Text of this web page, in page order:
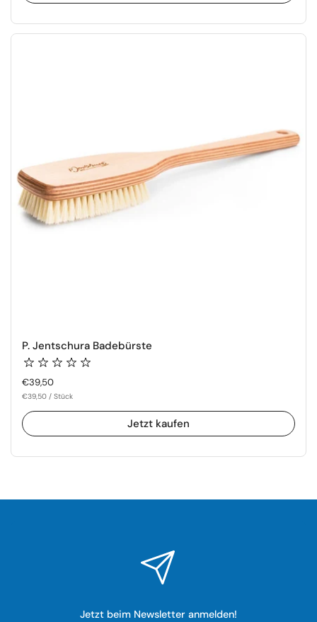
P. Jentschura Badebürste
Regulärer Preis
€39,50
€39,50 / Stück
Jetzt kaufen
Jetzt beim Newsletter anmelden!